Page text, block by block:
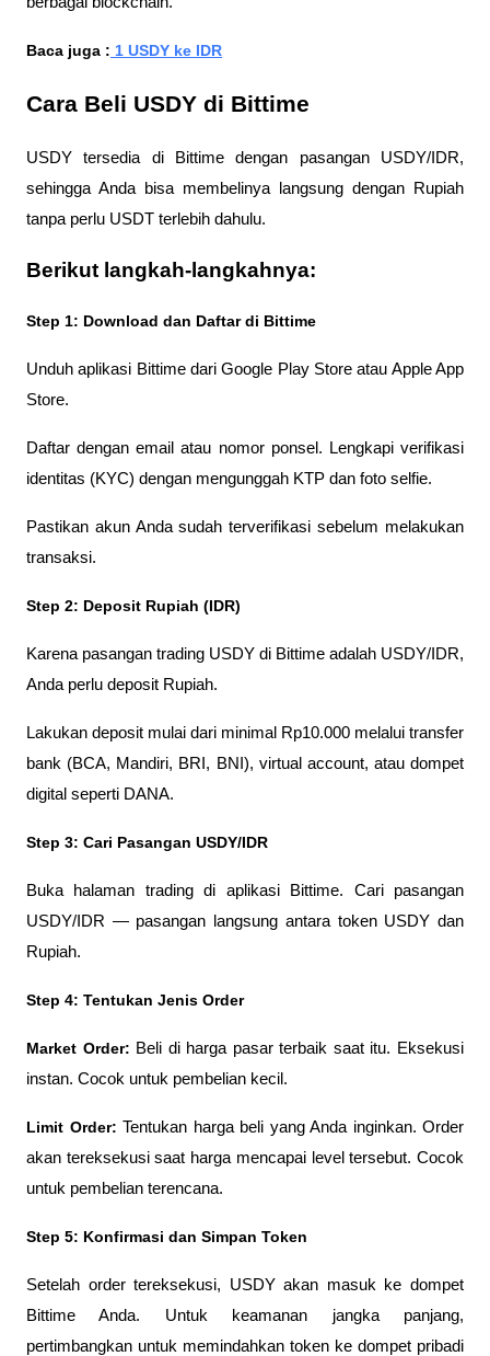
Baca juga : 1 USDY ke IDR
Cara Beli USDY di Bittime
USDY tersedia di Bittime dengan pasangan USDY/IDR,
sehingga Anda bisa membelinya langsung dengan Rupiah
tanpa perlu USDT terlebih dahulu.
Berikut langkah-langkahnya:
Step 1: Download dan Daftar di Bittime
Unduh aplikasi Bittime dari Google Play Store atau Apple App
Store.
Daftar dengan email atau nomor ponsel. Lengkapi verifikasi
identitas (KYC) dengan mengunggah KTP dan foto selfie.
Pastikan akun Anda sudah terverifikasi sebelum melakukan
transaksi.
Step 2: Deposit Rupiah (IDR)
Karena pasangan trading USDY di Bittime adalah USDY/IDR,
Anda perlu deposit Rupiah.
Lakukan deposit mulai dari minimal Rp10.000 melalui transfer
bank (BCA, Mandiri, BRI, BNI), virtual account, atau dompet
digital seperti DANA.
Step 3: Cari Pasangan USDY/IDR
Buka halaman trading di aplikasi Bittime. Cari pasangan
USDY/IDR — pasangan langsung antara token USDY dan
Rupiah.
Step 4: Tentukan Jenis Order
Market Order: Beli di harga pasar terbaik saat itu. Eksekusi
instan. Cocok untuk pembelian kecil.
Limit Order: Tentukan harga beli yang Anda inginkan. Order
akan tereksekusi saat harga mencapai level tersebut. Cocok
untuk pembelian terencana.
Step 5: Konfirmasi dan Simpan Token
Setelah order tereksekusi, USDY akan masuk ke dompet
Bittime Anda. Untuk keamanan jangka panjang,
pertimbangkan untuk memindahkan token ke dompet pribadi